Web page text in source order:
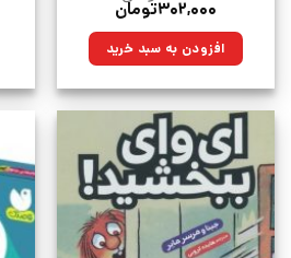
قیمت
۴۰۰,۰۰۰تومان
بود.
۳۰۲,۰۰۰تومان
۳۰۲,۰۰۰تومان.افزودن به سبد خرید